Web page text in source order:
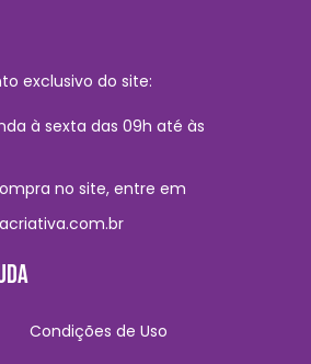
exclusivo do site:
à sexta das 09h até às
no site, entre em
Condições de Uso